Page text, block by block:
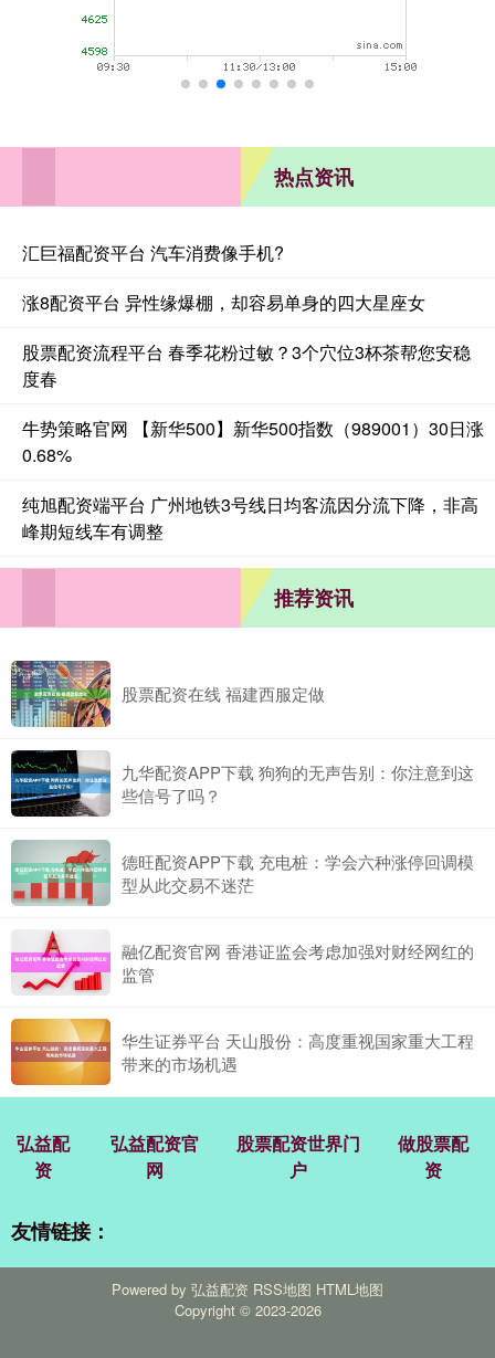
热点资讯
汇巨福配资平台 汽车消费像手机?
涨8配资平台 异性缘爆棚，却容易单身的四大星座女
股票配资流程平台 春季花粉过敏？3个穴位3杯茶帮您安稳
度春
牛势策略官网 【新华500】新华500指数（989001）30日涨
0.68%
纯旭配资端平台 广州地铁3号线日均客流因分流下降，非高
峰期短线车有调整
推荐资讯
股票配资在线 福建西服定做
九华配资APP下载 狗狗的无声告别：你注意到这
些信号了吗？
德旺配资APP下载 充电桩：学会六种涨停回调模
型从此交易不迷茫
融亿配资官网 香港证监会考虑加强对财经网红的
监管
华生证券平台 天山股份：高度重视国家重大工程
带来的市场机遇
弘益配
资
弘益配资官
网
股票配资世界门
户
做股票配
资
友情链接：
Powered by 弘益配资 RSS地图 HTML地图
Copyright © 2023-2026